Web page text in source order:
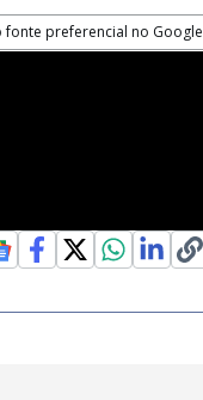
fonte preferencial no Google